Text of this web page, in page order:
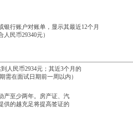
行账户对账单，显示其最近12个月
民币29340元）
人民币2934元；其近3个月的
需在面试日期前一周以内）
产至少两年。房产证、汽
供的越充足将提高签证的